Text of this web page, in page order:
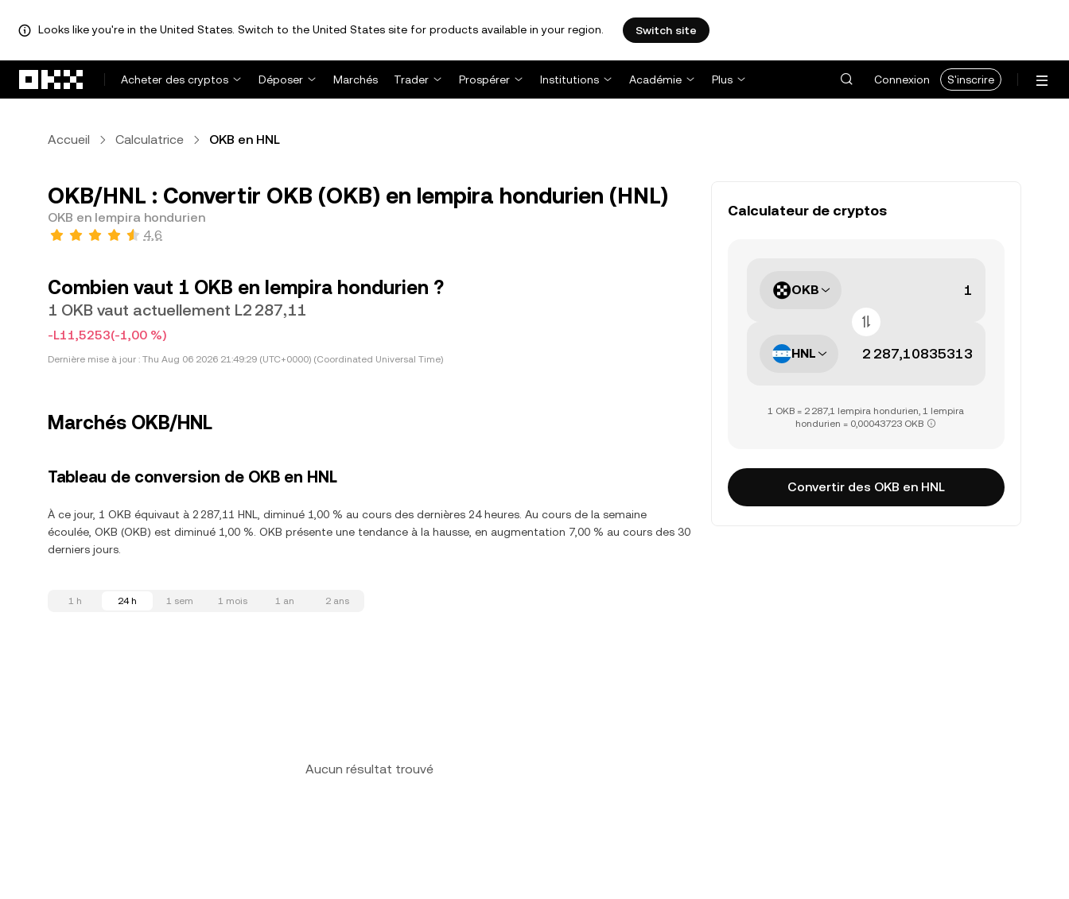
Looks like you're in the United States. Switch to the United States site for products available in your region. Switch site
Acheter des cryptos
Déposer Marchés Trader Prospérer Institutions Académie Plus Connexion S'inscrire
Accueil Calculatrice OKB en HNL
OKB/HNL : Convertir OKB (OKB) en lempira hondurien (HNL)
OKB en lempira hondurien
4,6
Combien vaut 1 OKB en lempira hondurien ?
1 OKB vaut actuellement L2 287,11
-L11,5253(-1,00 %)
Dernière mise à jour : Thu Aug 06 2026 21:49:29 (UTC+0000) (Coordinated Universal Time)
Marchés OKB/HNL
Tableau de conversion de OKB en HNL
À ce jour, 1 OKB équivaut à 2 287,11 HNL, diminué 1,00 % au cours des dernières 24 heures. Au cours de la semaine
écoulée, OKB (OKB) est diminué 1,00 %. OKB présente une tendance à la hausse, en augmentation 7,00 % au cours des 30
derniers jours.
1 h 24 h 1 sem 1 mois 1 an 2 ans
Aucun résultat trouvé
Calculateur de cryptos
OKB
HNL
1 OKB = 2 287,1 lempira hondurien, 1 lempira
hondurien = 0,00043723 OKB
Convertir des OKB en HNL